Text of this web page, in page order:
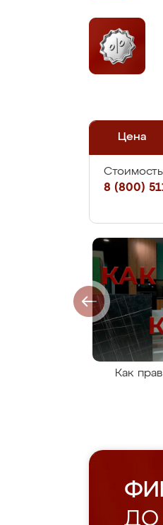
Цена
8 (800)
Как
ДО